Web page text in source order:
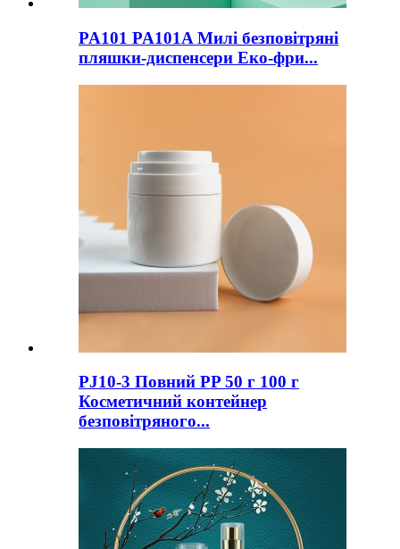
PA101 PA101A Милі безповітряні
пляшки-диспенсери Еко-фри...
PJ10-3 Повний PP 50 г 100 г
Косметичний контейнер
безповітряного...